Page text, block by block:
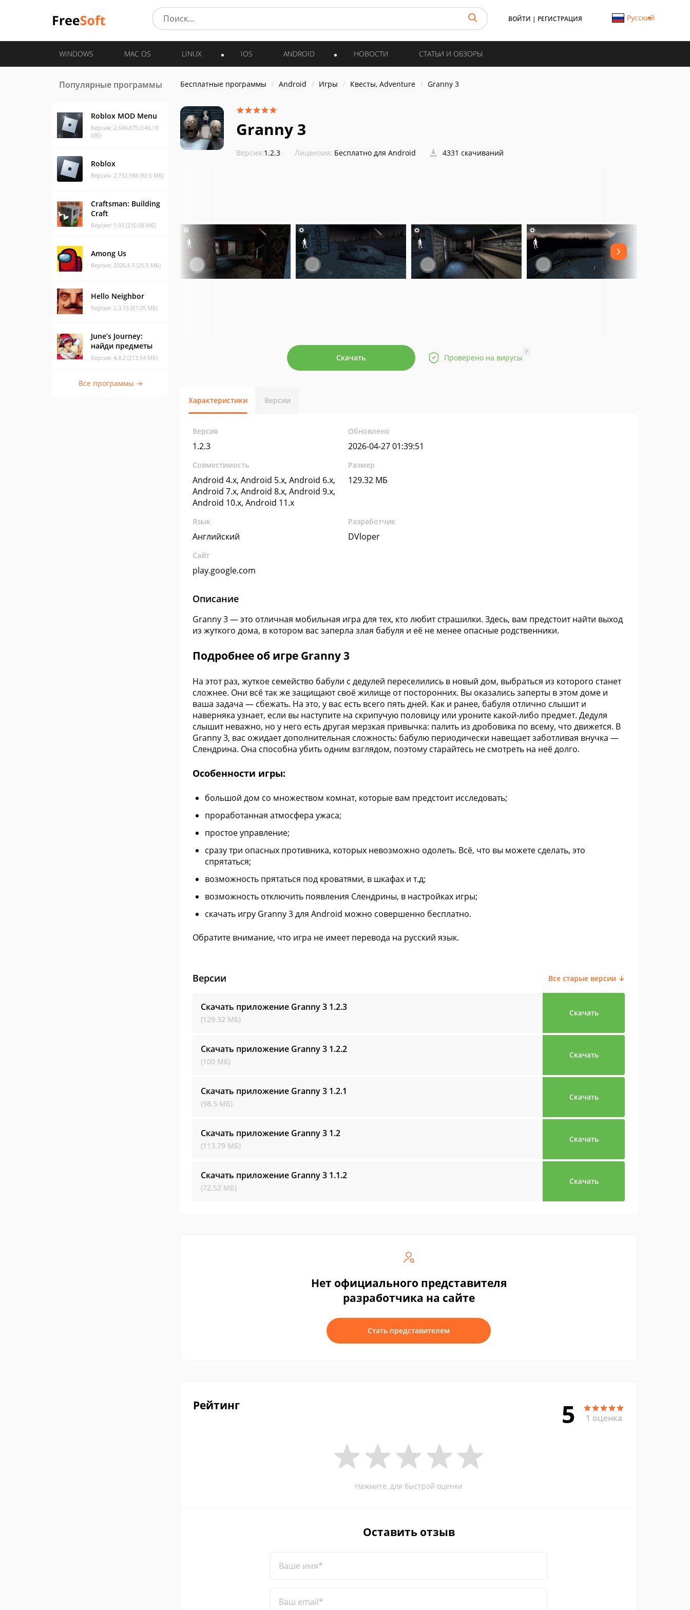
ВОЙТИ | РЕГИСТРАЦИЯ Русский
WINDOWS MAC OS LINUX IOS ANDROID НОВОСТИ СТАТЬИ И ОБЗОРЫ
Популярные программы
Roblox MOD Menu
Версия: 2.649.875 (146.19
МБ)
Roblox
Версия: 2.733.988 (92.6 МБ)
Craftsman: Building
Craft
Версия: 1.93 (210.58 МБ)
Among Us
Версия: 2026.6.5 (25.5 МБ)
Hello Neighbor
Версия: 2.3.15 (67.05 МБ)
June’s Journey:
найди предметы
Версия: 4.8.2 (213.54 МБ)
Все программы →
Бесплатные программы Android Игры Квесты, Adventure Granny 3
Granny 3
Версия:1.2.3 Лицензия: Бесплатно для Android 4331 скачиваний
Скачать Проверено на вирусы
?
Характеристики Версии
Версия
1.2.3
Обновлено
2026-04-27 01:39:51
Совместимость
Android 4.x, Android 5.x, Android 6.x,
Android 7.x, Android 8.x, Android 9.x,
Android 10.x, Android 11.x
Размер
129.32 МБ
Язык
Английский
Разработчик
DVloper
Сайт
play.google.com
Описание
Granny 3 — это отличная мобильная игра для тех, кто любит страшилки. Здесь, вам предстоит найти выход
из жуткого дома, в котором вас заперла злая бабуля и её не менее опасные родственники.
Подробнее об игре Granny 3
На этот раз, жуткое семейство бабули с дедулей переселились в новый дом, выбраться из которого станет
сложнее. Они всё так же защищают своё жилище от посторонних. Вы оказались заперты в этом доме и
ваша задача — сбежать. На это, у вас есть всего пять дней. Как и ранее, бабуля отлично слышит и
наверняка узнает, если вы наступите на скрипучую половицу или уроните какой-либо предмет. Дедуля
слышит неважно, но у него есть другая мерзкая привычка: палить из дробовика по всему, что движется. В
Granny 3, вас ожидает дополнительная сложность: бабулю периодически навещает заботливая внучка —
Слендрина. Она способна убить одним взглядом, поэтому старайтесь не смотреть на неё долго.
Особенности игры:
большой дом со множеством комнат, которые вам предстоит исследовать;
проработанная атмосфера ужаса;
простое управление;
сразу три опасных противника, которых невозможно одолеть. Всё, что вы можете сделать, это
спрятаться;
возможность прятаться под кроватями, в шкафах и т.д;
возможность отключить появления Слендрины, в настройках игры;
скачать игру Granny 3 для Android можно совершенно бесплатно.
Обратите внимание, что игра не имеет перевода на русский язык.
Версии Все старые версии ↓
Скачать приложение Granny 3 1.2.3
(129.32 МБ)
Скачать
Скачать приложение Granny 3 1.2.2
(100 МБ)
Скачать
Скачать приложение Granny 3 1.2.1
(98.5 МБ)
Скачать
Скачать приложение Granny 3 1.2
(113.79 МБ)
Скачать
Скачать приложение Granny 3 1.1.2
(72.52 МБ)
Скачать
Нет официального представителя
разработчика на сайте
Стать представителем
Рейтинг 5 1 оценка
Нажмите, для быстрой оценки
Оставить отзыв
Ваше имя*
Ваш email*